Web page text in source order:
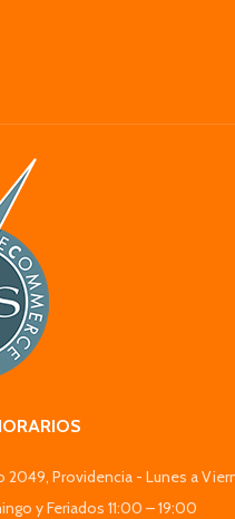
2049, Providencia - Lunes a
y Feriados 11:00 – 19:00